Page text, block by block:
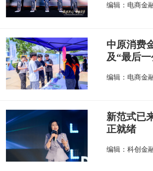
编辑：电商金
中原消费
及“最后
编辑：电商金
新范式已
正就绪
编辑：科创金